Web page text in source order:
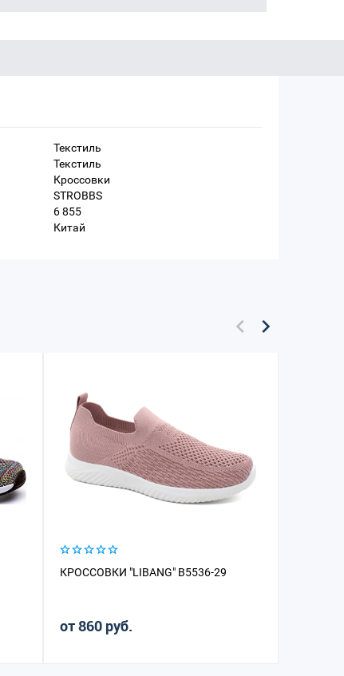
Текстиль
Текстиль
Кроссовки
STROBBS
6 855
Китай
КРОССОВКИ "LIBANG" B5536-29
от 860 руб.